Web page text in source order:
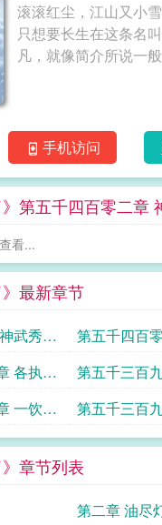
滚滚红尘，江山又小
只想要长生在这条名
手机访问
》第五千四百零二章
看...
》最新章节
武秀的
第五千四百
各执一
第五千三百
身
一饮一
第五千三百
章节列表
第二章 油尽